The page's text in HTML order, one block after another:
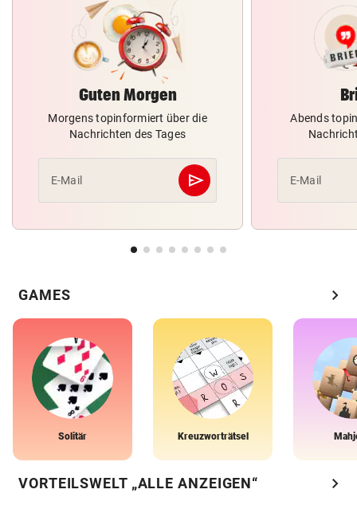
Guten Morgen
Morgens topinformiert über die
Nachrichten des Tages
E-Mail send
Abschicken
Abends
E-Mail
GAMES chevron_right
Solitär Kreuzworträtsel
VORTEILSWELT „ALLE ANZEIGEN“ chevron_right